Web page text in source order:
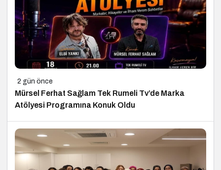
2 gün önce
Mürsel Ferhat Sağlam Tek Rumeli Tv’de Marka
Atölyesi Programına Konuk Oldu